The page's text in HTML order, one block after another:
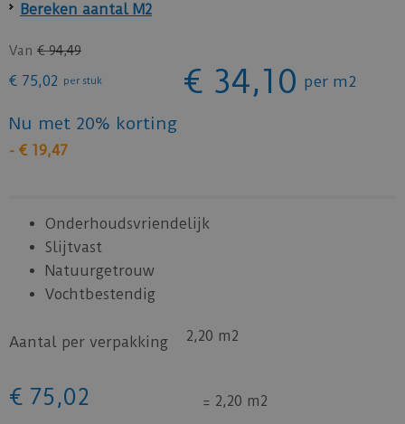
Bereken aantal M2
Van € 94,49
€ 75,02 per stuk € 34,10 per m2
Nu met 20% korting
- € 19,47
Onderhoudsvriendelijk
Slijtvast
Natuurgetrouw
Vochtbestendig
Aantal per verpakking 2,20 m2
€ 75 ,02 = 2,20 m2